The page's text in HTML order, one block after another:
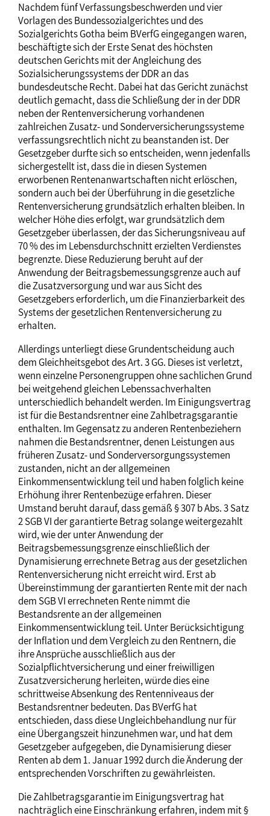
Nachdem fünf Verfassungsbeschwerden und vier
Vorlagen des Bundessozialgerichtes und des
Sozialgerichts Gotha beim BVerfG eingegangen waren,
beschäftigte sich der Erste Senat des höchsten
deutschen Gerichts mit der Angleichung des
Sozialsicherungssystems der DDR an das
bundesdeutsche Recht. Dabei hat das Gericht zunächst
deutlich gemacht, dass die Schließung der in der DDR
neben der Rentenversicherung vorhandenen
zahlreichen Zusatz- und Sonderversicherungssysteme
verfassungsrechtlich nicht zu beanstanden ist. Der
Gesetzgeber durfte sich so entscheiden, wenn jedenfalls
sichergestellt ist, dass die in diesen Systemen
erworbenen Rentenanwartschaften nicht erlöschen,
sondern auch bei der Überführung in die gesetzliche
Rentenversicherung grundsätzlich erhalten bleiben. In
welcher Höhe dies erfolgt, war grundsätzlich dem
Gesetzgeber überlassen, der das Sicherungsniveau auf
70 % des im Lebensdurchschnitt erzielten Verdienstes
begrenzte. Diese Reduzierung beruht auf der
Anwendung der Beitragsbemessungsgrenze auch auf
die Zusatzversorgung und war aus Sicht des
Gesetzgebers erforderlich, um die Finanzierbarkeit des
Systems der gesetzlichen Rentenversicherung zu
erhalten.
Allerdings unterliegt diese Grundentscheidung auch
dem Gleichheitsgebot des Art. 3 GG. Dieses ist verletzt,
wenn einzelne Personengruppen ohne sachlichen Grund
bei weitgehend gleichen Lebenssachverhalten
unterschiedlich behandelt werden. Im Einigungsvertrag
ist für die Bestandsrentner eine Zahlbetragsgarantie
enthalten. Im Gegensatz zu anderen Rentenbeziehern
nahmen die Bestandsrentner, denen Leistungen aus
früheren Zusatz- und Sonderversorgungssystemen
zustanden, nicht an der allgemeinen
Einkommensentwicklung teil und haben folglich keine
Erhöhung ihrer Rentenbezüge erfahren. Dieser
Umstand beruht darauf, dass gemäß § 307 b Abs. 3 Satz
2 SGB VI der garantierte Betrag solange weitergezahlt
wird, wie der unter Anwendung der
Beitragsbemessungsgrenze einschließlich der
Dynamisierung errechnete Betrag aus der gesetzlichen
Rentenversicherung nicht erreicht wird. Erst ab
Übereinstimmung der garantierten Rente mit der nach
dem SGB VI errechneten Rente nimmt die
Bestandsrente an der allgemeinen
Einkommensentwicklung teil. Unter Berücksichtigung
der Inflation und dem Vergleich zu den Rentnern, die
ihre Ansprüche ausschließlich aus der
Sozialpflichtversicherung und einer freiwilligen
Zusatzversicherung herleiten, würde dies eine
schrittweise Absenkung des Rentenniveaus der
Bestandsrentner bedeuten. Das BVerfG hat
entschieden, dass diese Ungleichbehandlung nur für
eine Übergangszeit hinzunehmen war, und hat dem
Gesetzgeber aufgegeben, die Dynamisierung dieser
Renten ab dem 1. Januar 1992 durch die Änderung der
entsprechenden Vorschriften zu gewährleisten.
Die Zahlbetragsgarantie im Einigungsvertrag hat
nachträglich eine Einschränkung erfahren, indem mit §